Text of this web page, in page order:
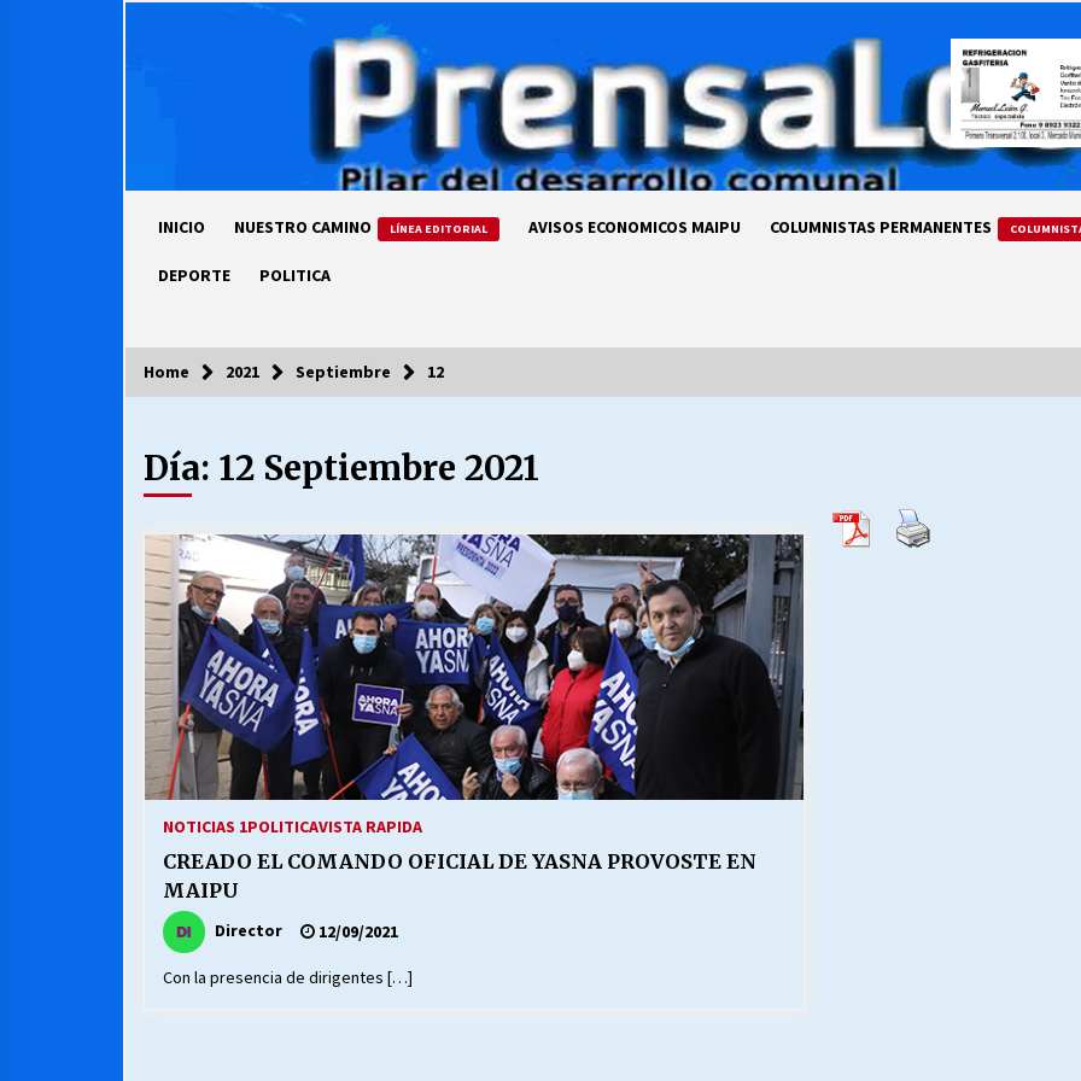
INICIO NUESTRO CAMINO LÍNEA EDITORIAL AVISOS ECONOMICOS MAIPU COLUMNISTAS PERMANENTES
DEPORTE POLITICA
COLUMNISTA
Ya se ordenaron las cuentas de
luz… ¿Y cuándo van a bajar?
28/07/2026
MUNICIPALIDAD, TRABAJADORES,
CLIMA LABORAL:
13/07/2026
Escuela hospitalaria El Carmen de
Maipu.
25/06/2026
VOLVER A SER ALTERNATIVA
16/06/2026
MUNICIPALIDADES, HONORARIOS,
DESPIDOS
28/05/2026
S.O.S. a los ricos, Save Our Souls
30/04/2026
¿Asesores con doble sueldo?
Home 2021 Septiembre 12
Día: 12 Septiembre 2021
NOTICIAS 1POLITICAVISTA RAPIDA
CREADO EL COMANDO OFICIAL DE YASNA PROVOSTE EN
MAIPU
Director 12/09/2021
Con la presencia de dirigentes […]